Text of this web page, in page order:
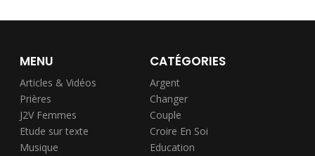
MENU
Articles & Vidéos
Prières
J2V Femmes
Etude sur texte
Musique
CATÉGORIES
Argent
Changer
Couple
Croire En Soi
Education